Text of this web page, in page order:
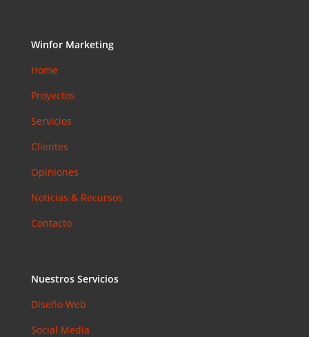
Winfor Marketing
Home
Proyectos
Servicios
Clientes
Opiniones
Noticias & Recursos
Contacto
Nuestros Servicios
Diseño Web
Social Media